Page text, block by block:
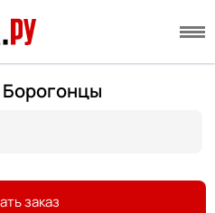
Борогонцы
заказ